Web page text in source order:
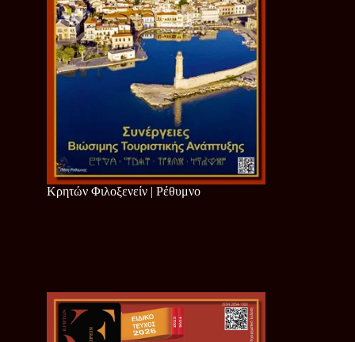
Κρητών Φιλοξενείν | Ρέθυμνο